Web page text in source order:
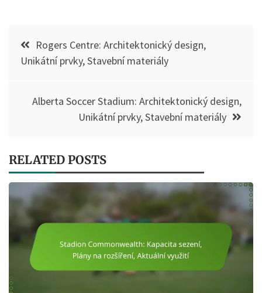
Post
navigation
Rogers Centre: Architektonický design,
Unikátní prvky, Stavební materiály
Alberta Soccer Stadium: Architektonický design,
Unikátní prvky, Stavební materiály
RELATED POSTS